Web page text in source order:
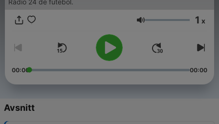
Rádio 24 de futebol.
Volym 1 x
00:00 00:00
Avsnitt